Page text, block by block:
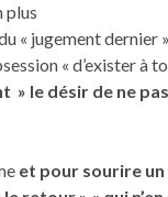
plus
« jugement dernier
« d’exister à
» le désir de ne
et pour sourire un